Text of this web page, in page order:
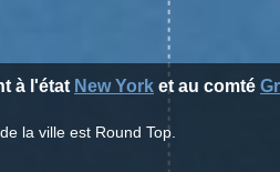
à l'état New York et au comté
la ville est Round Top.